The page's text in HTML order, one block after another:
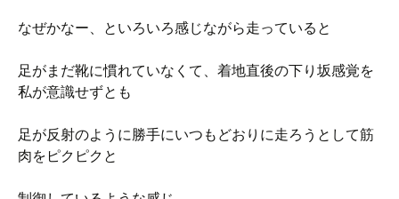
なぜかなー、といろいろ感じながら走っていると
足がまだ靴に慣れていなくて、着地直後の下り坂感覚を
私が意識せずとも
足が反射のように勝手にいつもどおりに走ろうとして筋
肉をピクピクと